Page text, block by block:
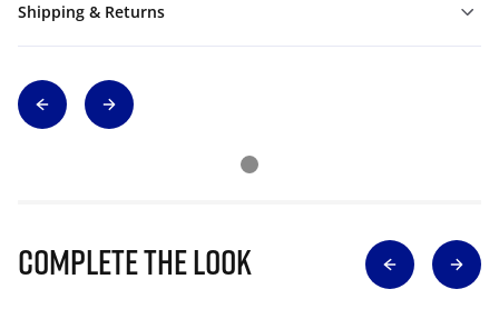
Shipping & Returns
Complete The Look